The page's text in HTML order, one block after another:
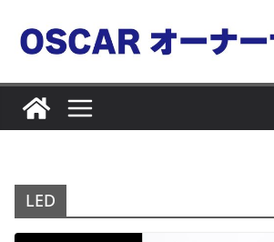
ン
LED